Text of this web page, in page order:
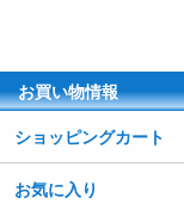
お買い物情報
ショッピングカート
お気に入り